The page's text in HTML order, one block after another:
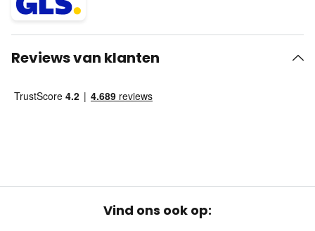
Reviews van klanten
Vind ons ook op: